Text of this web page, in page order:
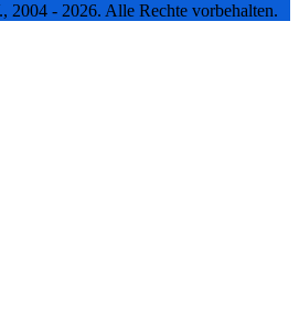
- 2026. Alle Rechte vorbehalten.